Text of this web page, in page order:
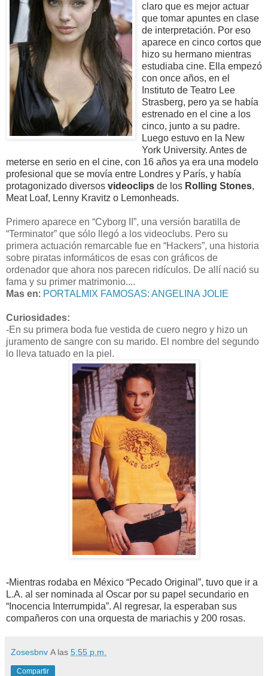
claro que es mejor actuar
que tomar apuntes en clase
de interpretación. Por eso
aparece en cinco cortos que
hizo su hermano mientras
estudiaba cine. Ella empezó
con once años, en el
Instituto de Teatro Lee
Strasberg, pero ya se había
estrenado en el cine a los
cinco, junto a su padre.
Luego estuvo en la New
York University. Antes de
meterse en serio en el cine, con 16 años ya era una modelo
profesional que se movía entre Londres y París, y había
protagonizado diversos videoclips de los Rolling Stones,
Meat Loaf, Lenny Kravitz o Lemonheads.
Primero aparece en “Cyborg II”, una versión baratilla de
“Terminator” que sólo llegó a los videoclubs. Pero su
primera actuación remarcable fue en “Hackers”, una historia
sobre piratas informáticos de esas con gráficos de
ordenador que ahora nos parecen ridículos. De allí nació su
fama y su primer matrimonio....
Mas en: PORTALMIX FAMOSAS: ANGELINA JOLIE
Curiosidades:
-En su primera boda fue vestida de cuero negro y hizo un
juramento de sangre con su marido. El nombre del segundo
lo lleva tatuado en la piel.
-Mientras rodaba en México “Pecado Original”, tuvo que ir a
L.A. al ser nominada al Oscar por su papel secundario en
“Inocencia Interrumpida”. Al regresar, la esperaban sus
compañeros con una orquesta de mariachis y 200 rosas.
Zosesbnv A las 5:55 p.m.
Compartir